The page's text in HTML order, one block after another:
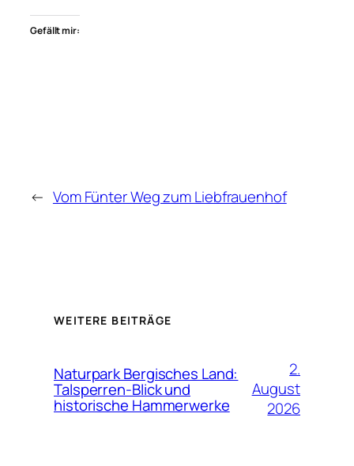
Gefällt mir:
← Vom Fünter Weg zum Liebfrauenhof
WEITERE BEITRÄGE
Naturpark Bergisches Land:
Talsperren-Blick und
historische Hammerwerke
2.
August
2026